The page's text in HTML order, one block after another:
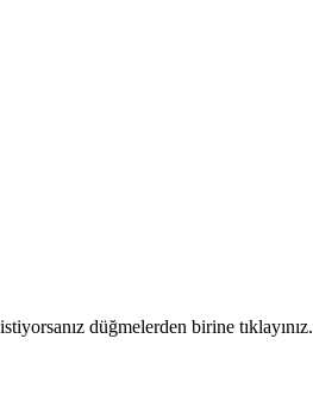
düğmelerden birine tıklayınız.